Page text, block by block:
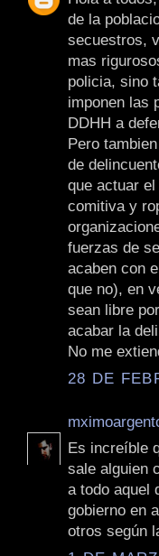
de la
secuestros,
mas
policia, sino
imponen las
DDHH a
Pero
de
que actuar
comitiva y
fuerzas de
acaben con
que no), en
sean libre
acabar la
No me
28 DE
Es increíble
sale alguien
a todo aquel
gobierno en
otros según